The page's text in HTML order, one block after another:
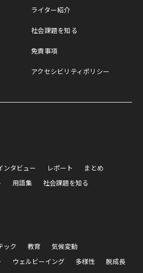
ライター紹介
社会課題を知る
免責事項
アクセシビリティポリシー
ンタビュー レポート
まとめ
用語集 社会課題を知る
ック 教育
気候変動
ウェルビーイング 多様性 脱成長